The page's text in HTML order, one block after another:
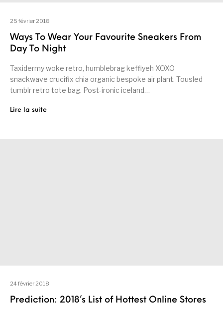
25 février 2018
Ways To Wear Your Favourite Sneakers From
Day To Night
Taxidermy woke retro, humblebrag keffiyeh XOXO
snackwave crucifix chia organic bespoke air plant. Tousled
tumblr retro tote bag. Post-ironic iceland…
Lire la suite
24 février 2018
Prediction: 2018’s List of Hottest Online Stores